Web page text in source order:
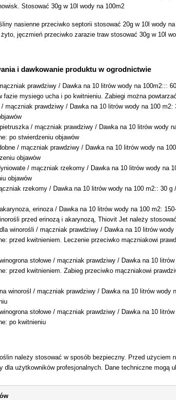
Stosować 30g w 10l wody na 100m2
nasienne przeciwko septorii stosować 20g w 10l wody
jęczmień przeciwko zarazie traw stosować 30g w 10l
i dawkowanie produktu w ogrodnictwie
prawdziwy / Dawka na 10 litrów wody na
fazie mysiego ucha i po kwitnieniu. Zabiegi można
mączniak prawdziwy / Dawka na 10 litrów wody na 100
/ mączniak prawdziwy / Dawka na 10 litrów wody
po stwierdzeniu objawów
/ mączniak prawdziwy / Dawka na 10 litrów wody na
objawów
/ mączniak rzekomy / Dawka na 10 litrów wody
objawów
rzekomy / Dawka na 10 litrów wody na 100 m2:: 30
erinoza / Dawka na 10 litrów wody na 100 m2:
przed erinozą i akarynozą, Thiovit Jet należy
winorośli / mączniak prawdziwy / Dawka na 10 litrów
przed kwitnieniem. Leczenie przeciwko mączniakowi
stołowe / mączniak prawdziwy / Dawka na 10
przed kwitnieniem. Zabieg przeciwko mączniakowi
winorośl / mączniak prawdziwy / Dawka na 10 litrów
stołowe / mączniak prawdziwy / Dawka na 10
po kwitnieniu
należy stosować w sposób bezpieczny. Przed
dla użytkowników profesjonalnych. Dane techniczne mogą